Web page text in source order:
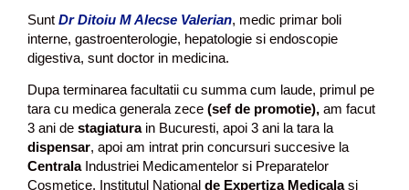
Sunt Dr Ditoiu M Alecse Valerian, medic primar boli
interne, gastroenterologie, hepatologie si endoscopie
digestiva, sunt doctor in medicina.
Dupa terminarea facultatii cu summa cum laude, primul pe
tara cu medica generala zece (sef de promotie), am facut
3 ani de stagiaturain Bucuresti, apoi 3 ani la tara la
dispensar, apoi am intrat prin concursuri succesive la
CentralaIndustriei Medicamentelor si Preparatelor
Cosmetice, Institutul National de Expertiza Medicalasi